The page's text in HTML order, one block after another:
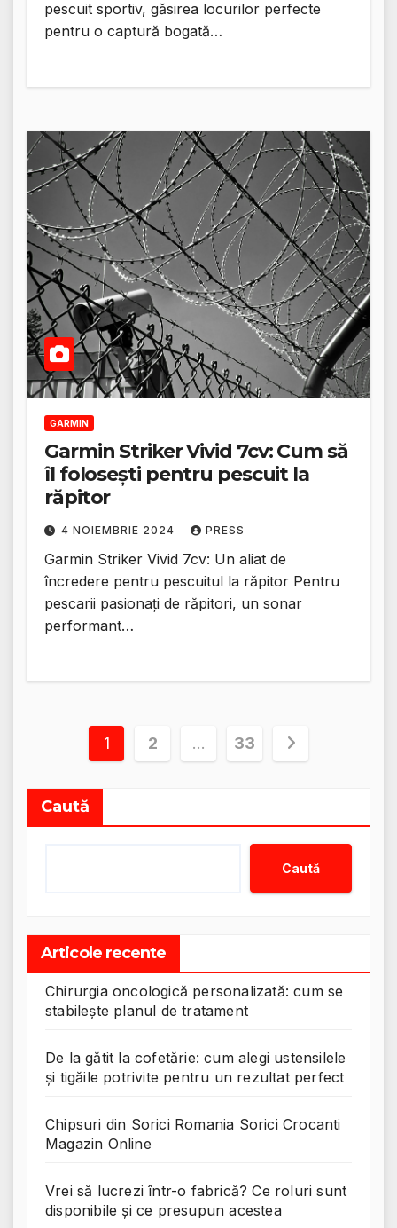
pescuit sportiv, găsirea locurilor perfecte
pentru o captură bogată…
GARMIN
Garmin Striker Vivid 7cv: Cum să
îl folosești pentru pescuit la
răpitor
4 NOIEMBRIE 2024 PRESS
Garmin Striker Vivid 7cv: Un aliat de
încredere pentru pescuitul la răpitor Pentru
pescarii pasionați de răpitori, un sonar
performant…
Paginație
articole
1 2 … 33
Caută
Caută
Articole recente
Chirurgia oncologică personalizată: cum se
stabilește planul de tratament
De la gătit la cofetărie: cum alegi ustensilele
și tigăile potrivite pentru un rezultat perfect
Chipsuri din Sorici Romania Sorici Crocanti
Magazin Online
Vrei să lucrezi într-o fabrică? Ce roluri sunt
disponibile și ce presupun acestea